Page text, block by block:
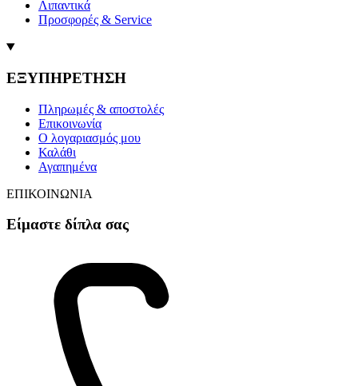
Λιπαντικά
Προσφορές & Service
ΕΞΥΠΗΡΕΤΗΣΗ
Πληρωμές & αποστολές
Επικοινωνία
Ο λογαριασμός μου
Καλάθι
Αγαπημένα
ΕΠΙΚΟΙΝΩΝΙΑ
Είμαστε δίπλα σας